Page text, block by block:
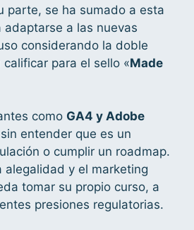
parte, se ha sumado a esta
a las nuevas
considerando la doble
para el sello «Made
como GA4 y Adobe
entender que es un
o cumplir un roadmap.
alegalidad y el marketing
tomar su propio curso, a
presiones regulatorias.